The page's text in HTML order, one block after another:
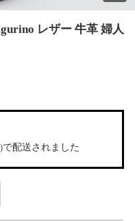
レザー 牛革 婦人
で配送されました